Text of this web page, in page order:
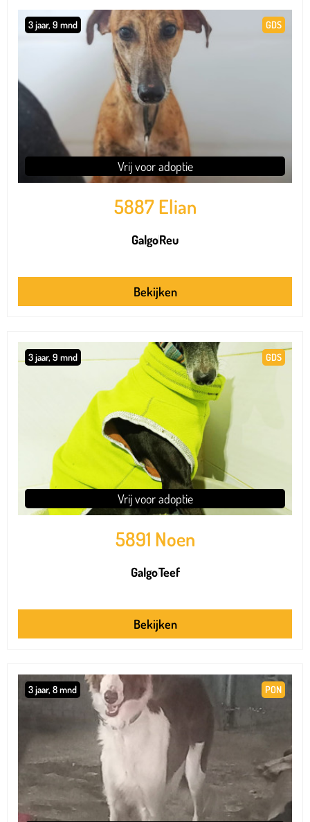
GDS
3 jaar, 9 mnd
Vrij voor adoptie
5887 Elian
GalgoReu
Bekijken
GDS
3 jaar, 9 mnd
Vrij voor adoptie
5891 Noen
GalgoTeef
Bekijken
PON
3 jaar, 8 mnd